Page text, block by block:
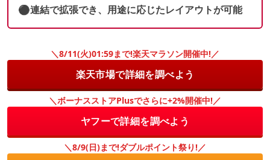
⚫︎連結で拡張でき、用途に応じたレイアウトが可能
＼8/11(火)01:59まで!楽天マラソン開催中!／
楽天市場で詳細を調べよう
＼ボーナスストアPlusでさらに+2%開催中!／
ヤフーで詳細を調べよう
＼8/9(日)まで!ダブルポイント祭り!／